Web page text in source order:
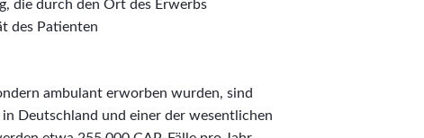
die durch den Ort des Erwerbs
des Patienten
ambulant erworben wurden, sind
Deutschland und einer der wesentlichen